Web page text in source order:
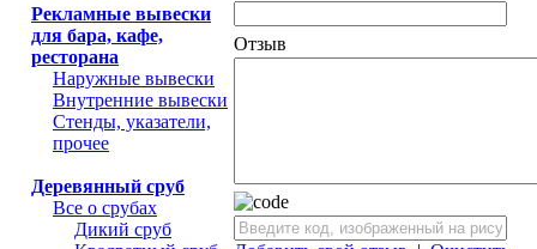
Рекламные вывески
для бара, кафе,
ресторана
Наружные вывески
Внутренние вывески
Стенды, указатели,
прочее
Деревянный сруб
Все о срубах
Дикий сруб
Отзыв